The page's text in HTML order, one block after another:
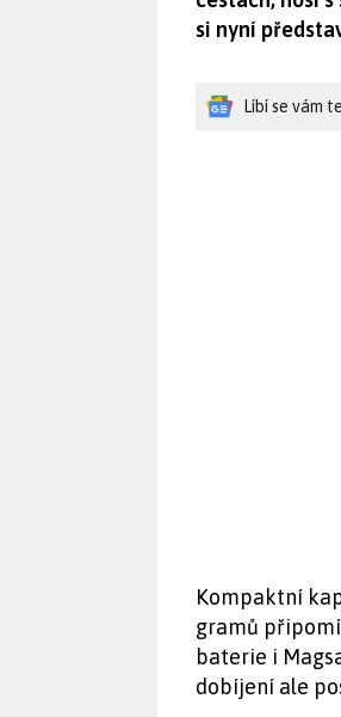
si nyní
Líbí se vám
Kompaktní
gramů
baterie i
dobíjení ale